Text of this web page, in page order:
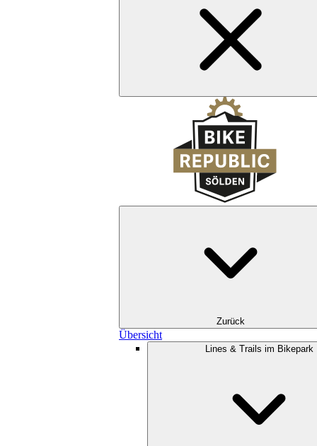
Zurück
Übersicht
Lines & Trails im Bikepark